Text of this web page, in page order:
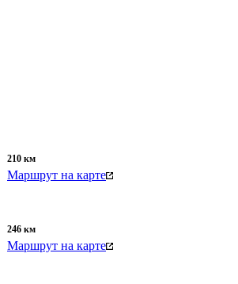
210 км
Маршрут на карте
246 км
Маршрут на карте